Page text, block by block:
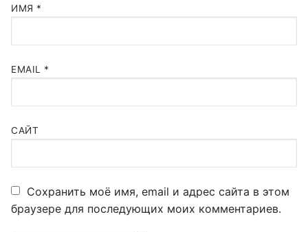
ИМЯ *
EMAIL *
САЙТ
Сохранить моё имя, email и адрес сайта в этом
браузере для последующих моих комментариев.